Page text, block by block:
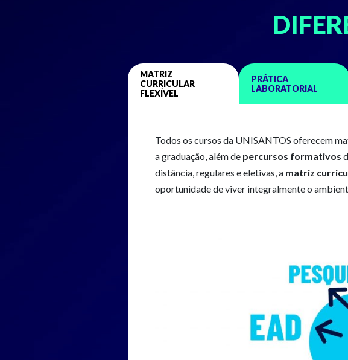
MATRIZ
CURRICULAR
FLEXÍVEL
PRÁTICA
LABORATORIAL
Todos os cursos da UNISANTOS oferecem
a graduação, além de percursos formativos
distância, regulares e eletivas, a matriz
oportunidade de viver integralmente o